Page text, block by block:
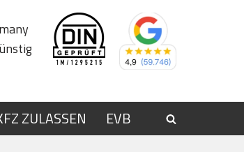
ZULASSEN EVB